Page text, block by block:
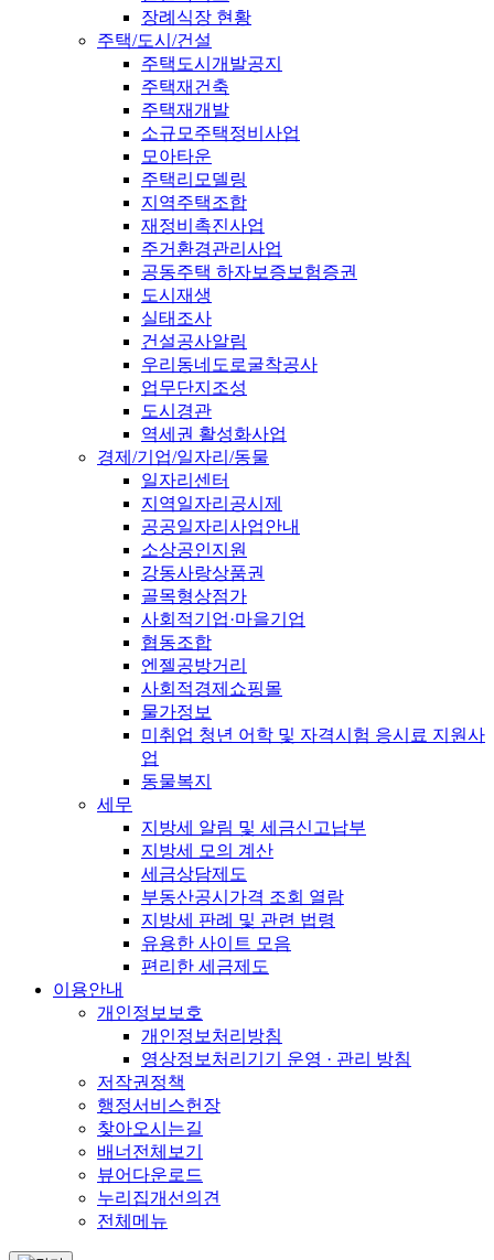
장례식장 현황
주택/도시/건설
주택도시개발공지
주택재건축
주택재개발
소규모주택정비사업
모아타운
주택리모델링
지역주택조합
재정비촉진사업
주거환경관리사업
공동주택 하자보증보험증권
도시재생
실태조사
건설공사알림
우리동네도로굴착공사
업무단지조성
도시경관
역세권 활성화사업
경제/기업/일자리/동물
일자리센터
지역일자리공시제
공공일자리사업안내
소상공인지원
강동사랑상품권
골목형상점가
사회적기업·마을기업
협동조합
엔젤공방거리
사회적경제쇼핑몰
물가정보
미취업 청년 어학 및 자격시험 응시료 지원사
업
동물복지
세무
지방세 알림 및 세금신고납부
지방세 모의 계산
세금상담제도
부동산공시가격 조회 열람
지방세 판례 및 관련 법령
유용한 사이트 모음
편리한 세금제도
이용안내
개인정보보호
개인정보처리방침
영상정보처리기기 운영 · 관리 방침
저작권정책
행정서비스헌장
찾아오시는길
배너전체보기
뷰어다운로드
누리집개선의견
전체메뉴